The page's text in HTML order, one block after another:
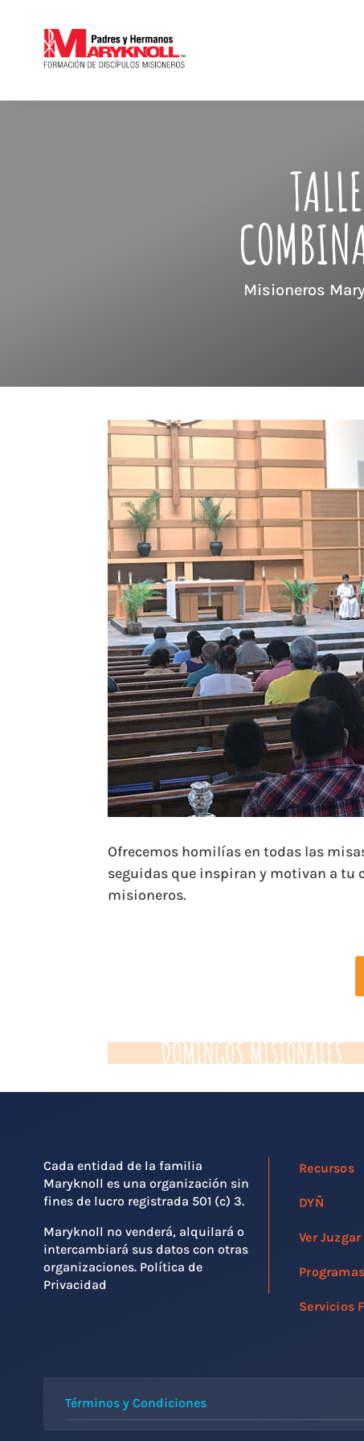
Misioneros
Ofrecemos homilías en todas las
seguidas que inspiran y motivan a
misioneros.
DOMINGOS MISIONALES
Cada entidad de la familia
Maryknoll es una organización sin
fines de lucro registrada 501 (c) 3.
Maryknoll no venderá, alquilará o
intercambiará sus datos con otras
organizaciones. Política de
Privacidad
Recursos
DYÑ
Ver
Programas
Servicios
Términos y Condiciones